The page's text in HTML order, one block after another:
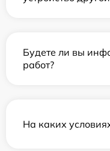
Будете ли вы
работ?
На каких